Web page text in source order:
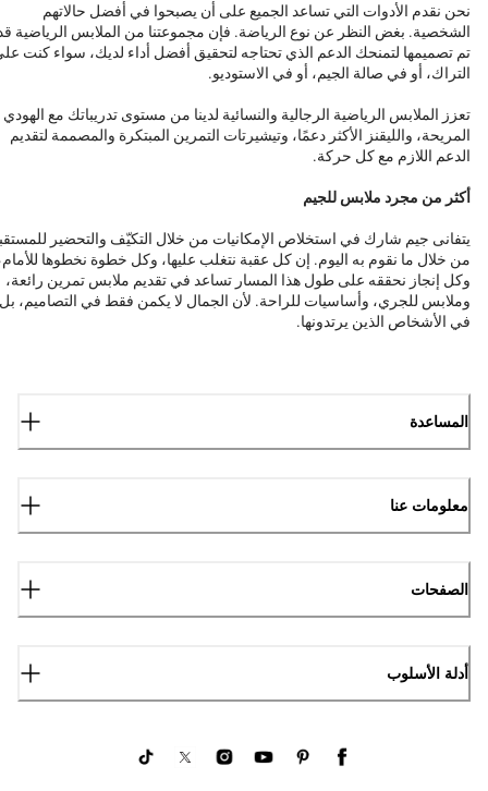
نحن نقدم الأدوات التي تساعد الجميع على أن يصبحوا في أفضل حالاتهم
الشخصية. بغض النظر عن نوع الرياضة. فإن مجموعتنا من الملابس الرياضية
تم تصميمها لتمنحك الدعم الذي تحتاجه لتحقيق أفضل أداء لديك، سواء كنت
التراك، أو في صالة الجيم، أو في الاستوديو.
تعزز الملابس الرياضية الرجالية والنسائية لدينا من مستوى تدريباتك مع الهودي
المريحة، والليقنز الأكثر دعمًا، وتيشيرتات التمرين المبتكرة والمصممة لتقديم
الدعم اللازم مع كل حركة.
أكثر من مجرد ملابس للجيم
يتفانى جيم شارك في استخلاص الإمكانيات من خلال التكيّف والتحضير
من خلال ما نقوم به اليوم. إن كل عقبة نتغلب عليها، وكل خطوة نخطوها
وكل إنجاز نحققه على طول هذا المسار تساعد في تقديم ملابس تمرين رائعة،
وملابس للجري، وأساسيات للراحة. لأن الجمال لا يكمن فقط في التصاميم، بل
في الأشخاص الذين يرتدونها.
المساعدة
معلومات عنا
الصفحات
أدلة الأسلوب